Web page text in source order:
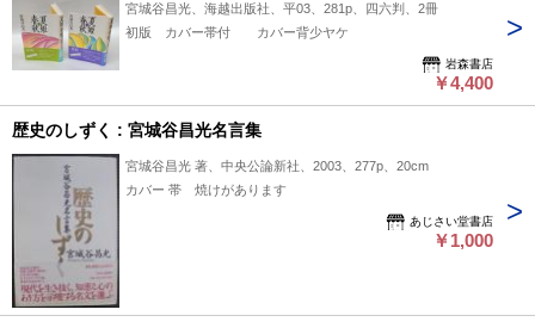
宮城谷昌光、海越出版社、平03、281p、四六判、2冊
初版 カバー帯付 カバー背少ヤケ
岩森書店
￥4,400
歴史のしずく : 宮城谷昌光名言集
宮城谷昌光 著、中央公論新社、2003、277p、20cm
カバー 帯 焼けがあります
あじさい堂書店
￥1,000